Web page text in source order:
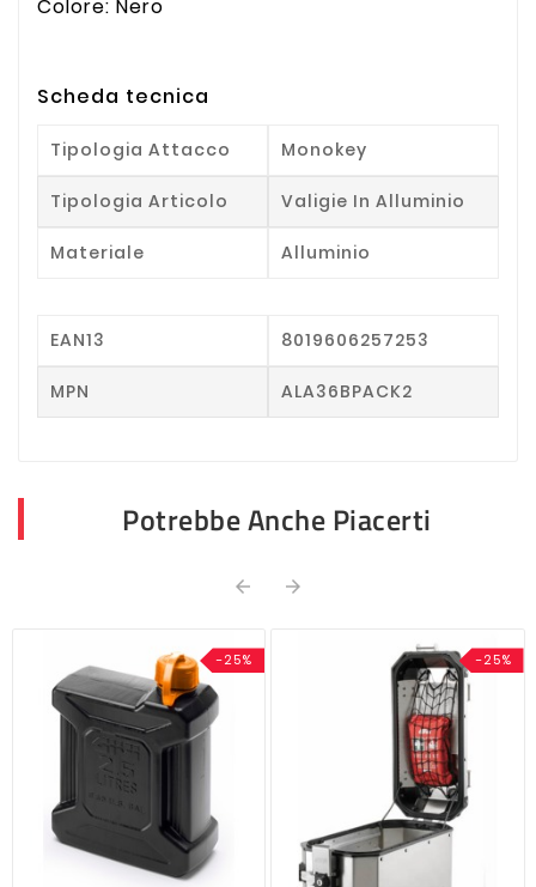
Colore: Nero
Scheda tecnica
Tipologia Attacco Monokey
Tipologia Articolo Valigie In Alluminio
Materiale Alluminio
EAN13 8019606257253
MPN ALA36BPACK2
Potrebbe Anche Piacerti
 
-25% -25%